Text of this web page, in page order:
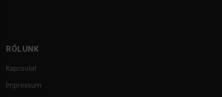
RÓLUNK
Kapcsolat
Impressum